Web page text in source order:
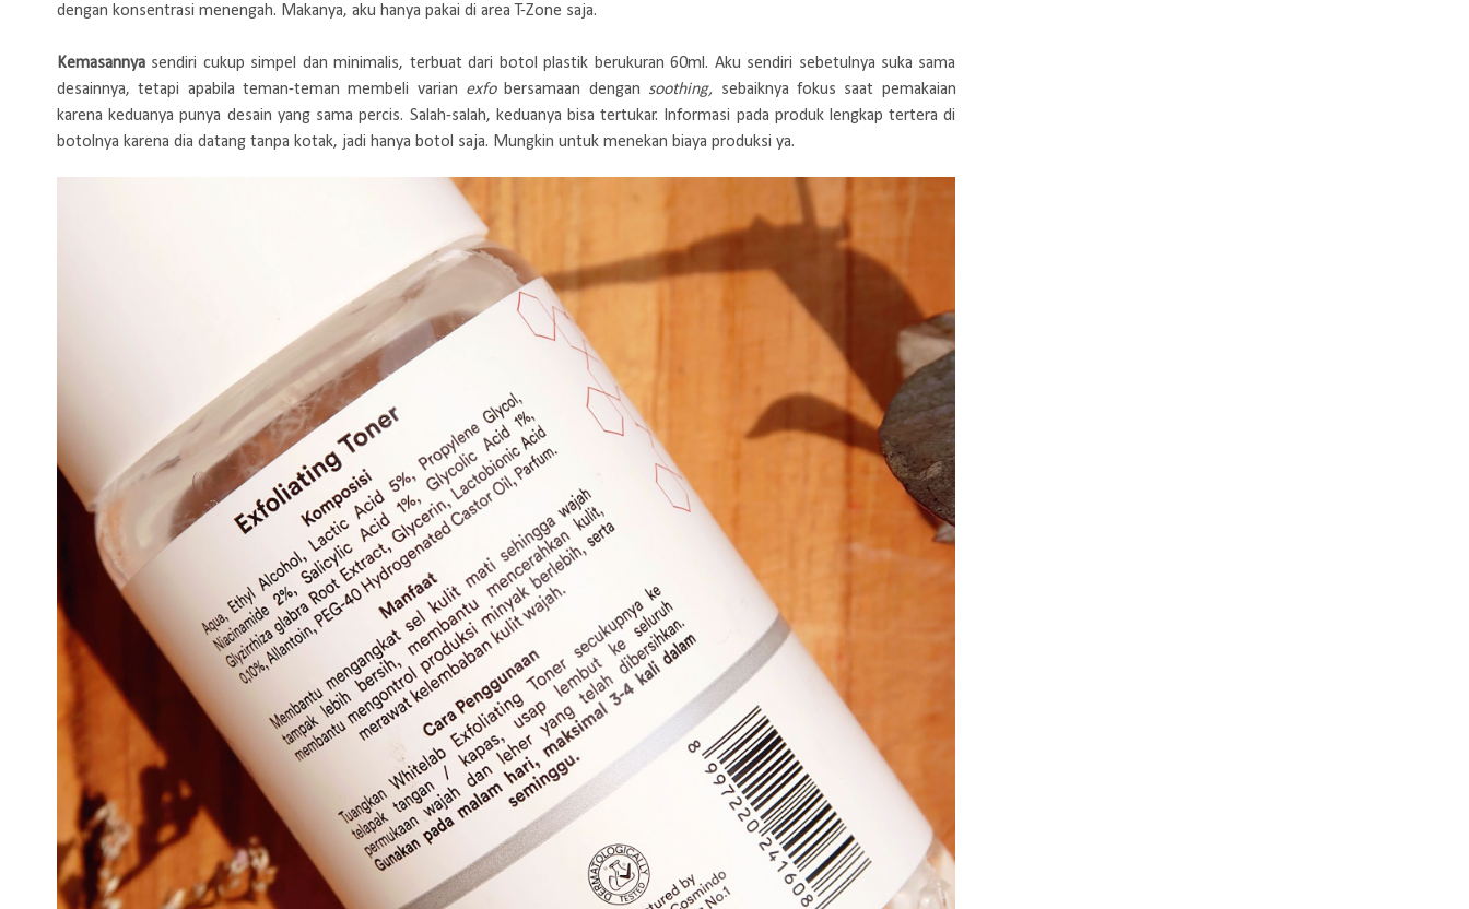
dengan konsentrasi menengah. Makanya, aku hanya pakai di area T-Zone saja.
Kemasannya sendiri cukup simpel dan minimalis, terbuat dari botol plastik berukuran 60ml. Aku sendiri sebetulnya suka sama
desainnya, tetapi apabila teman-teman membeli varian exfo bersamaan dengan soothing, sebaiknya fokus saat pemakaian
karena keduanya punya desain yang sama percis. Salah-salah, keduanya bisa tertukar. Informasi pada produk lengkap tertera di
botolnya karena dia datang tanpa kotak, jadi hanya botol saja. Mungkin untuk menekan biaya produksi ya.